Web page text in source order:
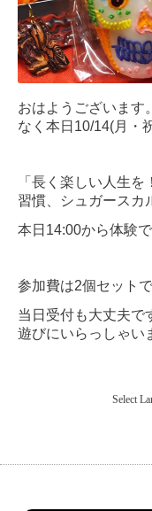
おはようございます
なく本日10/14(月・
「長く楽しい人生
習慣、シュガースカ
本日14:00から体験で
参加費は2個セットで
当日受付も大丈夫で
遊びにいらっしゃ
Select